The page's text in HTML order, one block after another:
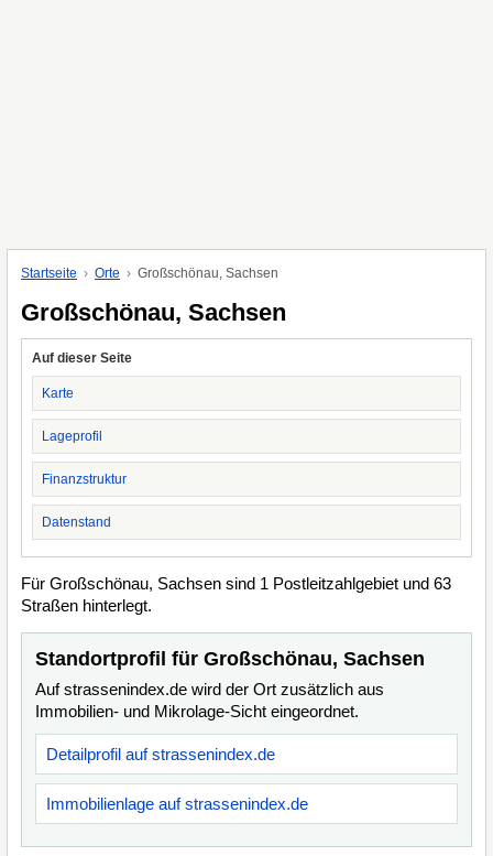
Startseite Orte Großschönau, Sachsen
Großschönau, Sachsen
Auf dieser Seite
Karte
Lageprofil
Finanzstruktur
Datenstand
Für Großschönau, Sachsen sind 1 Postleitzahlgebiet und 63
Straßen hinterlegt.
Standortprofil für Großschönau, Sachsen
Auf strassenindex.de wird der Ort zusätzlich aus
Immobilien- und Mikrolage-Sicht eingeordnet.
Detailprofil auf strassenindex.de
Immobilienlage auf strassenindex.de